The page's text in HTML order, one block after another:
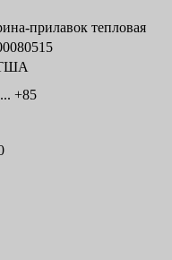
прилавок тепловая
+85